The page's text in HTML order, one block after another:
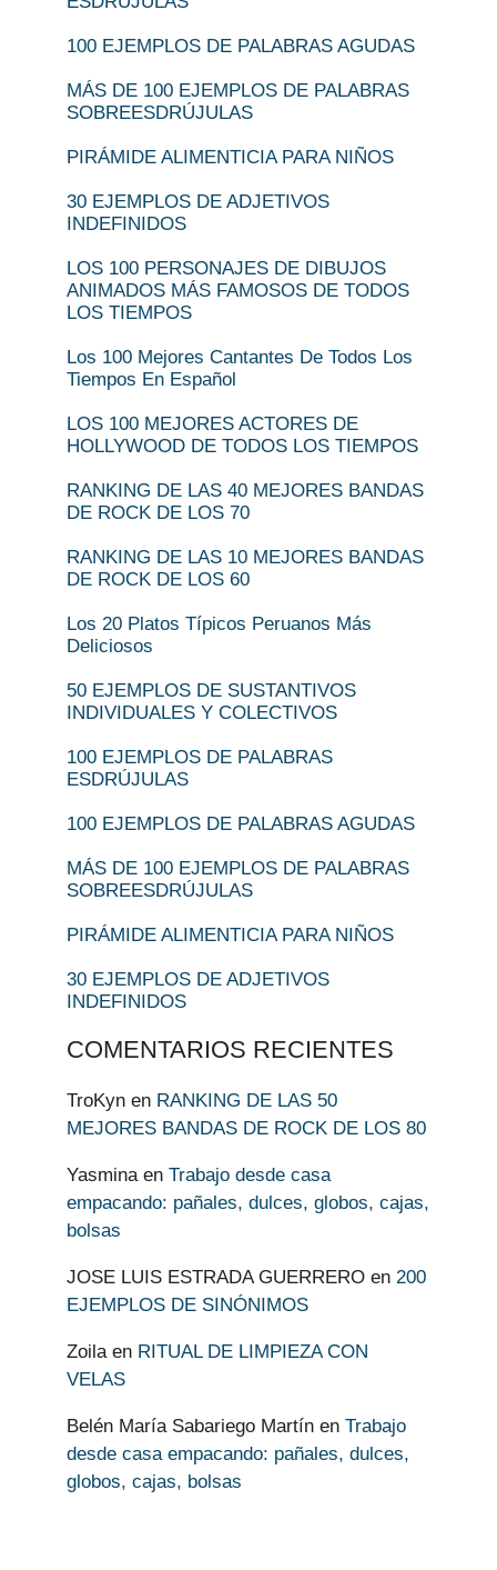
100 EJEMPLOS DE PALABRAS AGUDAS
MÁS DE 100 EJEMPLOS DE PALABRAS
SOBREESDRÚJULAS
PIRÁMIDE ALIMENTICIA PARA NIÑOS
30 EJEMPLOS DE ADJETIVOS
INDEFINIDOS
LOS 100 PERSONAJES DE DIBUJOS
ANIMADOS MÁS FAMOSOS DE TODOS
LOS TIEMPOS
Los 100 Mejores Cantantes De Todos Los
Tiempos En Español
LOS 100 MEJORES ACTORES DE
HOLLYWOOD DE TODOS LOS TIEMPOS
RANKING DE LAS 40 MEJORES BANDAS
DE ROCK DE LOS 70
RANKING DE LAS 10 MEJORES BANDAS
DE ROCK DE LOS 60
Los 20 Platos Típicos Peruanos Más
Deliciosos
50 EJEMPLOS DE SUSTANTIVOS
INDIVIDUALES Y COLECTIVOS
100 EJEMPLOS DE PALABRAS
ESDRÚJULAS
100 EJEMPLOS DE PALABRAS AGUDAS
MÁS DE 100 EJEMPLOS DE PALABRAS
SOBREESDRÚJULAS
PIRÁMIDE ALIMENTICIA PARA NIÑOS
30 EJEMPLOS DE ADJETIVOS
INDEFINIDOS
COMENTARIOS RECIENTES
TroKyn en RANKING DE LAS 50
MEJORES BANDAS DE ROCK DE LOS 80
Yasminaen Trabajo desde casa
empacando: pañales, dulces, globos, cajas,
bolsas
JOSE LUIS ESTRADA GUERRERO en 200
EJEMPLOS DE SINÓNIMOS
Zoilaen RITUAL DE LIMPIEZA CON
VELAS
Belén María Sabariego Martín en Trabajo
desde casa empacando: pañales, dulces,
globos, cajas, bolsas